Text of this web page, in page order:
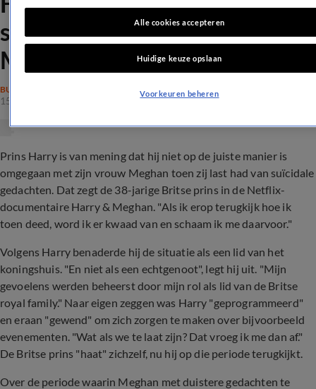
suïcidale gedachten van
Meghan
BUITENLANDSE ROYALS
15 dec 2022, 10:43
Prins Harry is van mening dat hij niet op de juiste manier is
omgegaan met zijn vrouw Meghan toen zij last had van suïcidale
gedachten. Dat zegt de 38-jarige Britse prins in de Netflix-
documentaire Harry & Meghan. "Als ik erop terugkijk hoe ik
toen deed, word ik er kwaad van en schaam ik me daarvoor."
Volgens Harry benaderde hij de situatie als een lid van het
koningshuis. "En niet als een echtgenoot", legt hij uit. "Mijn
gevoelens werden beheerst door mijn rol als lid van de Britse
royal family." Naar eigen zeggen was Harry "geprogrammeerd"
en eraan "gewend" om zich zorgen te maken over bijvoorbeeld
evenementen. "Wat als we te laat zijn? Dat vroeg ik me dan af."
De Britse prins "haat" zichzelf, nu hij op die periode terugkijkt.
Over de periode waarin Meghan met duistere gedachten te
Alle cookies accepteren
Huidige keuze opslaan
Voorkeuren beheren